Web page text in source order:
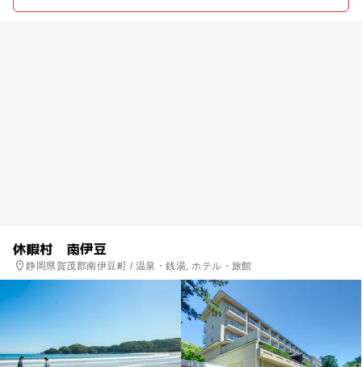
休暇村 南伊豆
静岡県賀茂郡南伊豆町 / 温泉・銭湯, ホテル・旅館